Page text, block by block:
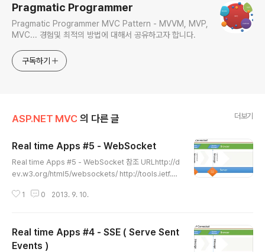
Pragmatic Programmer
Pragmatic Programmer MVC Pattern - MVVM, MVP,
MVC... 경험및 최적의 방법에 대해서 공유하고자 합니다.
구독하기
ASP.NET MVC 의 다른 글 더보기
Real time Apps #5 - WebSocket
Real time Apps #5 - WebSocket 참조 URLhttp://d
ev.w3.org/html5/websockets/ http://tools.ietf.or
eb-Sockets-Proxy-Servers http://en.wikipedia.
WebSocket polyfill library http://weblogs.asp.ne
t/dwahlin/archive/2013/04/13/building-an-html5
1 0 2013. 9. 10.
Real time Apps #4 - SSE ( Serve Sent
Events )